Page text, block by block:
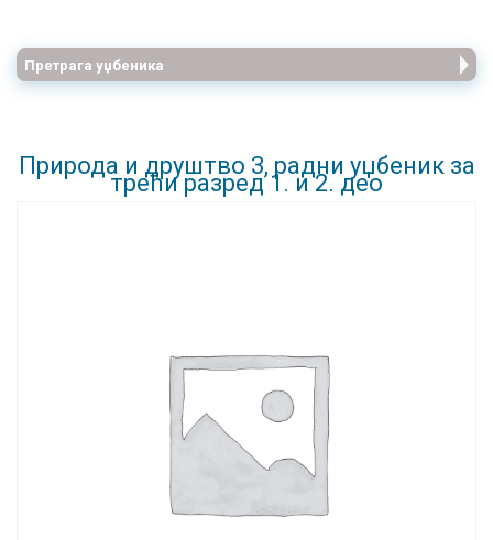
Претрага уџбеника
Природа и друштво 3, радни уџбеник за
трећи разред 1. и 2. део